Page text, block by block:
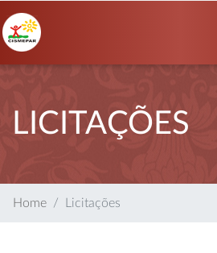
LICITAÇÕES
Home Licitações